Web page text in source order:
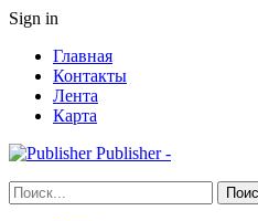
Sign in
Главная
Контакты
Лента
Карта
Publisher -